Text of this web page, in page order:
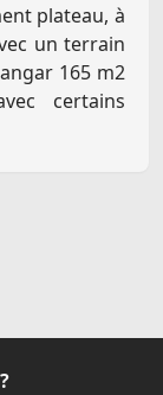
plateau, à
un terrain
165 m2
certains